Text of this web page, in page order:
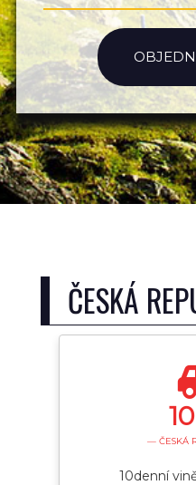
ČESKÁ
10
— ČESKÁ
10denní